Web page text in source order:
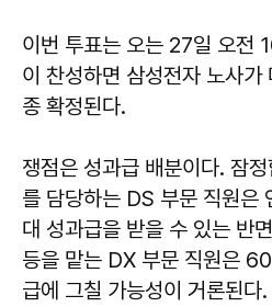
이번 투표는 오는 27일 오전
이 찬성하면 삼성전자 노사가
종 확정된다.
쟁점은 성과급 배분이다. 잠
를 담당하는 DS 부문 직원은
대 성과급을 받을 수 있는 반
등을 맡는 DX 부문 직원은
급에 그칠 가능성이 거론된다.